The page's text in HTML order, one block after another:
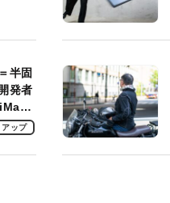
ま
半固
発者
アップ